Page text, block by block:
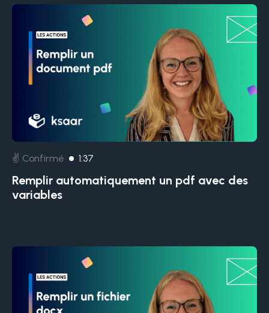
✌️ Confirmé 1:37
Remplir automatiquement un pdf avec des
variables